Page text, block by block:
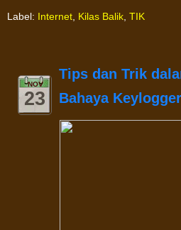
Label: Internet Kilas Balik TIK
NOV
23
Tips dan Trik
Bahaya Keylogger